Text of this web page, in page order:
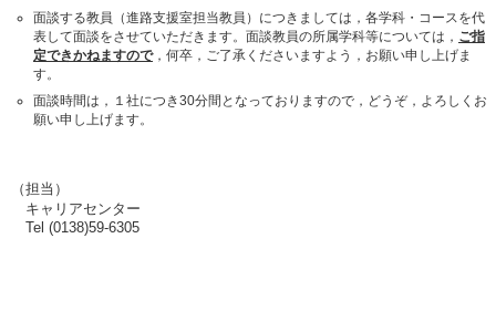
面談する教員（進路支援室担当教員）につきましては，各学科・コースを代
表して面談をさせていただきます。面談教員の所属学科等については， ご指
定できかねますので，何卒，ご了承くださいますよう，お願い申し上げま
す。
面談時間は，１社につき30分間となっておりますので，どうぞ，よろしくお
願い申し上げます。
（担当）
キャリアセンター
Tel (0138)59-6305